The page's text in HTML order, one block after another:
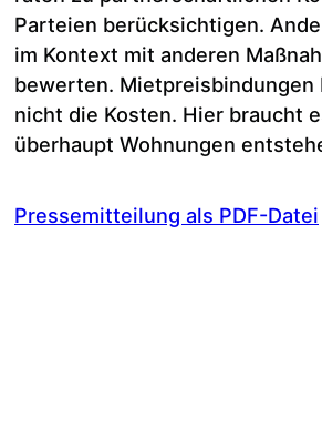
Parteien berücksichtigen.
im Kontext mit anderen
bewerten. Mietpreisbindungen
nicht die Kosten. Hier braucht
überhaupt Wohnungen
Pressemitteilung als PDF-Datei